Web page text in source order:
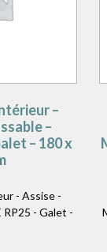
–
–
– 180 x
- Assise -
RP25 - Galet -